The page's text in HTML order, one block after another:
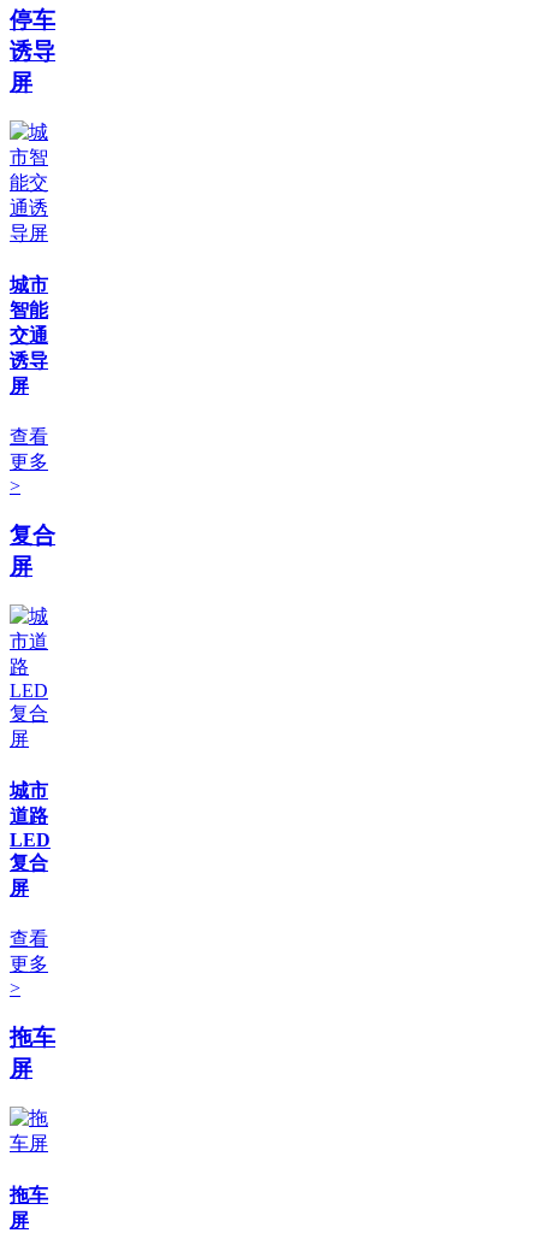
停车
诱导
屏
城市
智能
交通
诱导
屏
查看
更多
>
复合
屏
城市
道路
LED
复合
屏
查看
更多
>
拖车
屏
拖车
屏